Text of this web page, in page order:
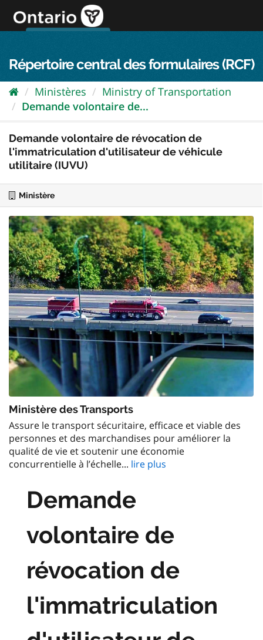
directement
au
Répertoire central des formulaires (RCF)
Ministères
Ministry of Transportation
Demande volontaire de...
Demande volontaire de révocation de
l'immatriculation d'utilisateur de véhicule
utilitaire (IUVU)
Ministère
Ministère des Transports
Assure le transport sécuritaire, efficace et viable des
personnes et des marchandises pour améliorer la
qualité de vie et soutenir une économie
concurrentielle à l’échelle... lire plus
Demande
volontaire de
révocation de
l'immatriculation